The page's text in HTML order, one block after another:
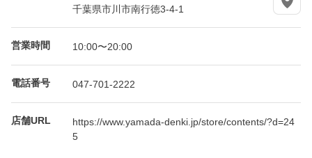
千葉県市川市南行徳3-4-1
営業時間 10:00〜20:00
電話番号 047-701-2222
店舗URL
https://www.yamada-denki.jp/store/contents/?d=24
5